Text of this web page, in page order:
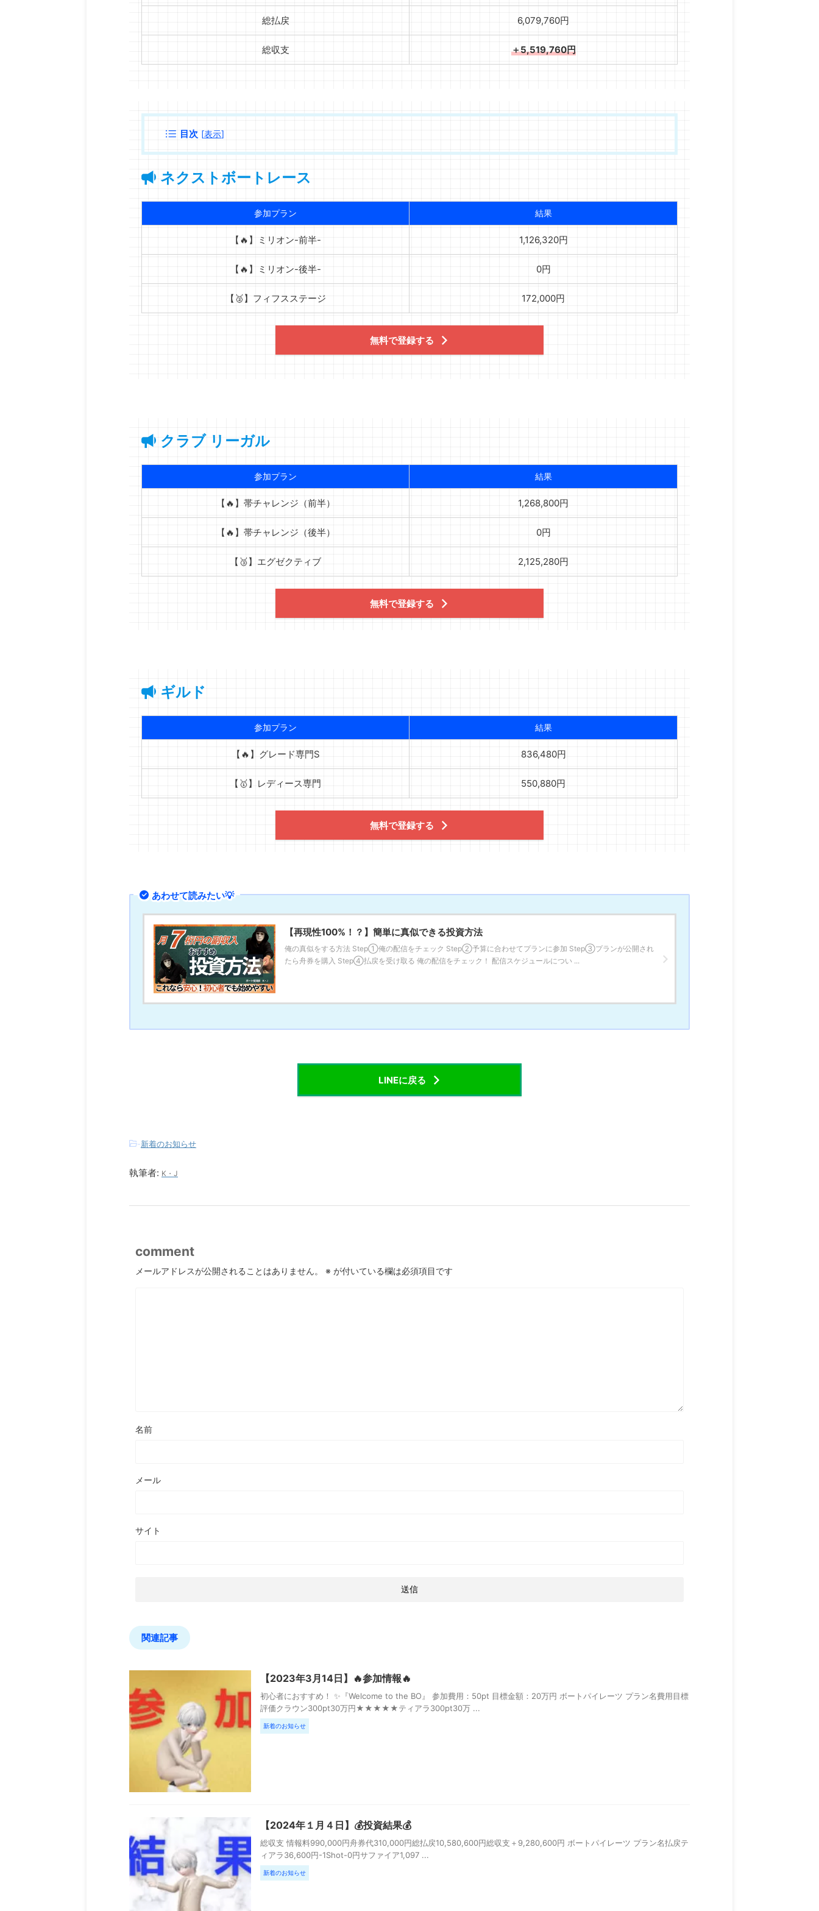
総払戻 6,079,760円
総収支 ＋5,519,760円
目次 [表示]
ネクストボートレース
参加プラン 結果
【🔥】ミリオン-前半- 1,126,320円
【🔥】ミリオン-後半- 0円
【🥈】フィフスステージ 172,000円
無料で登録する
クラブ リーガル
参加プラン 結果
【🔥】帯チャレンジ（前半） 1,268,800円
【🔥】帯チャレンジ（後半） 0円
【🥉】エグゼクティブ 2,125,280円
無料で登録する
ギルド
参加プラン 結果
【🔥】グレード専門S 836,480円
【🥇】レディース専門 550,880円
無料で登録する
あわせて読みたい💡
【再現性100%！？】簡単に真似できる投資方法
俺の真似をする方法 Step①俺の配信をチェック Step②予算に合わせてプランに参加 Step③プランが公開され
たら舟券を購入 Step④払戻を受け取る 俺の配信をチェック！ 配信スケジュールについ ...
LINEに戻る
-新着のお知らせ
執筆者: K・J
comment
メールアドレスが公開されることはありません。 ※ が付いている欄は必須項目です
名前
メール
サイト
関連記事
【2023年3月14日】🔥参加情報🔥
初心者におすすめ！ ✨『Welcome to the BO』 参加費用：50pt 目標金額：20万円 ボートパイレーツ プラン名費用目標
評価クラウン300pt30万円★★★★★ティアラ300pt30万 ...
新着のお知らせ
【2024年１月４日】💰投資結果💰
総収支 情報料990,000円舟券代310,000円総払戻10,580,600円総収支＋9,280,600円 ボートパイレーツ プラン名払戻テ
ィアラ36,600円-1Shot-0円サファイア1,097 ...
新着のお知らせ